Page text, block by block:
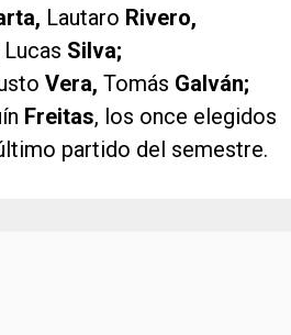
Lautaro Rivero,
Lucas Silva;
Vera, Tomás Galván;
Freitas, los once elegidos
partido del semestre.